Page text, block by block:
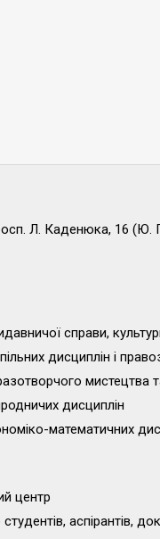
Л. Каденюка, 16 (Ю.
справи,
дисциплін і
мистецтва
дисциплін
математичних
центр
аспірантів,